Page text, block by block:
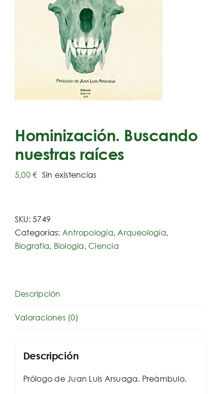
Hominización. Buscando
nuestras raíces
5,00€ Sin existencias
SKU:5749
Categorías: Antropología, Arqueología,
Biografía, Biología, Ciencia
Descripción
Valoraciones (0)
Descripción
Prólogo de Juan Luis Arsuaga. Preámbulo.